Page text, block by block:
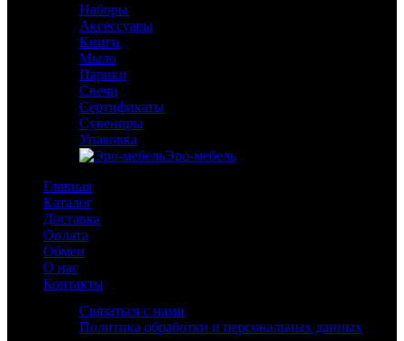
Наборы
Аксессуары
Книги
Мыло
Парики
Свечи
Сертификаты
Сувениры
Упаковка
Эро-мебель
Главная
Каталог
Доставка
Оплата
Обмен
О нас
Контакты
Связаться с нами
Политика обработки и персональных данных